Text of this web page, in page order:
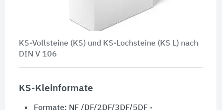
KS-Vollsteine (KS) und KS-Lochsteine ( KS L) nach
DIN V 106
KS-Kleinformate
Formate: NF /DF/2DF/3DF/5DF ·